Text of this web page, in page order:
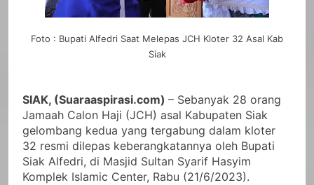
Foto : Bupati Alfedri Saat Melepas JCH Kloter 32 Asal Kab
Siak
SIAK, (Suaraaspirasi.com) – Sebanyak 28 orang
Jamaah Calon Haji (JCH) asal Kabupaten Siak
gelombang kedua yang tergabung dalam kloter
32 resmi dilepas keberangkatannya oleh Bupati
Siak Alfedri, di Masjid Sultan Syarif Hasyim
Komplek Islamic Center, Rabu (21/6/2023).